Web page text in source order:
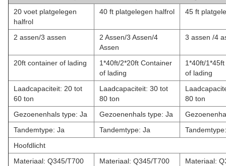
20 voet platgelegen
halfrol
40 ft platgelegen halfrol 45 ft
2 assen/3 assen
2 Assen/3 Assen/4
Assen
3 assen /4
20ft container of lading
1*40ft/2*20ft Container
of lading
1*40ft/
of lading
Laadcapaciteit: 20 tot
60 ton
Laadcapaciteit: 30 tot
80 ton
80 ton
Gezoenenhals type: Ja
Gezoenenhals type: Ja
Tandemtype: Ja
Tandemtype: Ja
Hoofdlicht
Materiaal: Q345/T700
Materiaal: Q345/T700
Materiaal: